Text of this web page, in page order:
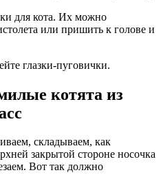
для кота. Их можно
или пришить к голове и
глазки-пуговички.
котята из
складываем, как
закрытой стороне носочка
Вот так должно